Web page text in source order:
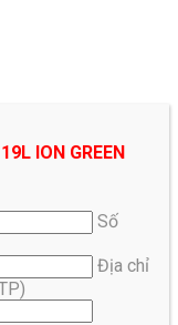
ION GREEN
Số
Địa chỉ